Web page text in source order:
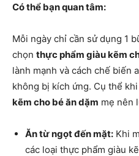
Có thể bạn quan tâm:
Mỗi ngày chỉ cần sử dụng 1
chọn thực phẩm giàu kẽm
lành mạnh và cách chế biến
không bị kích ứng. Cụ thể
kẽm cho bé ăn dặm mẹ nên
Ăn từ ngọt đến mặt: Khi
các loại thực phẩm giàu